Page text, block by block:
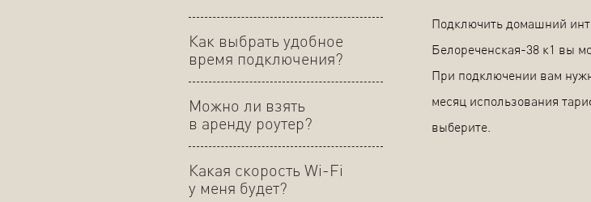
Как выбрать удобное
время подключения?
Можно ли взять
в аренду роутер?
Какая скорость Wi-Fi
у меня будет?
Подключить домашний
Белореченская-38 к1 вы
При подключении вам
месяц использования
выберите.